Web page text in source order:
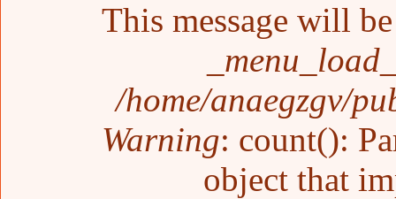
This message will
/home/anaegzgv/
Warning: count():
object that